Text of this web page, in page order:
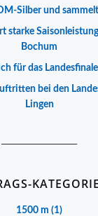
Silber und
starke
Bochum
für das
bei den
Lingen
1500 m (1)